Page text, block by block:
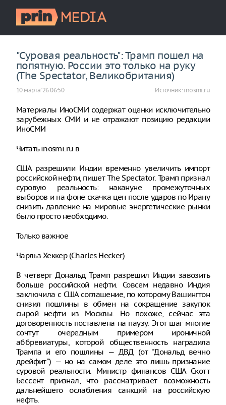
"Суровая реальность": Трамп пошел на
попятную. России это только на руку
(The Spectator, Великобритания)
10 марта ‘26 06:50 Источник:inosmi.ru
Материалы ИноСМИ содержат оценки исключительно
зарубежных СМИ и не отражают позицию редакции
ИноСМИ
Читать inosmi.ru в
США разрешили Индии временно увеличить импорт
российской нефти, пишет The Spectator. Трамп признал
суровую реальность: накануне промежуточных
выборов и на фоне скачка цен после ударов по Ирану
снизить давление на мировые энергетические рынки
было просто необходимо.
Только важное
Чарльз Хеккер (Charles Hecker)
В четверг Дональд Трамп разрешил Индии завозить
больше российской нефти. Совсем недавно Индия
заключила с США соглашение, по которому Вашингтон
снизил пошлины в обмен на сокращение закупок
сырой нефти из Москвы. Но похоже, сейчас эта
договоренность поставлена на паузу. Этот шаг многие
сочтут очередным примером ироничной
аббревиатуры, которой общественность наградила
Трампа и его пошлины — ДВД (от "Дональд вечно
дрейфит") — но на самом деле это лишь признание
суровой реальности. Министр финансов США Скотт
Бессент признал, что рассматривает возможность
дальнейшего ослабления санкций на российскую
нефть.